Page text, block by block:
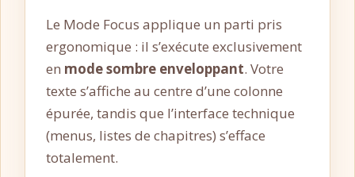
Le Mode Focus applique un parti pris
ergonomique : il s’exécute exclusivement
en mode sombre enveloppant. Votre
texte s’affiche au centre d’une colonne
épurée, tandis que l’interface technique
(menus, listes de chapitres) s’efface
totalement.